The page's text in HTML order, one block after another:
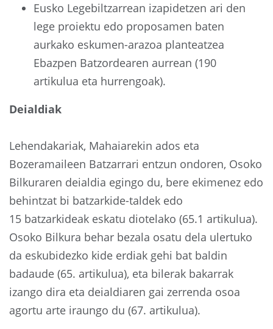
Eusko Legebiltzarrean izapidetzen ari den
lege proiektu edo proposamen baten
aurkako eskumen-arazoa planteatzea
Ebazpen Batzordearen aurrean (190
artikulua eta hurrengoak).
Deialdiak
Lehendakariak, Mahaiarekin ados eta
Bozeramaileen Batzarrari entzun ondoren, Osoko
Bilkuraren deialdia egingo du, bere ekimenez edo
behintzat bi batzarkide-taldek edo
15 batzarkideak eskatu diotelako (65.1 artikulua).
Osoko Bilkura behar bezala osatu dela ulertuko
da eskubidezko kide erdiak gehi bat baldin
badaude (65. artikulua), eta bilerak bakarrak
izango dira eta deialdiaren gai zerrenda osoa
agortu arte iraungo du (67. artikulua).